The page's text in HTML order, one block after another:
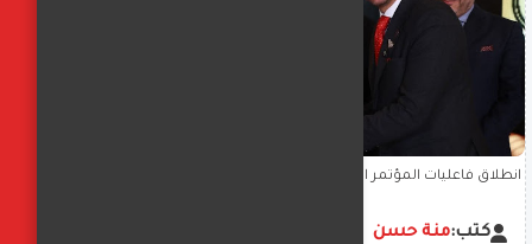
انطلاق فاعليات المؤتمر السادس للمؤسسة المصرية لمطوري الجهاز
كتب:منة حسن